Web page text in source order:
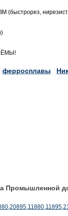
(быстрорез,
ферросплавы
Промышленной